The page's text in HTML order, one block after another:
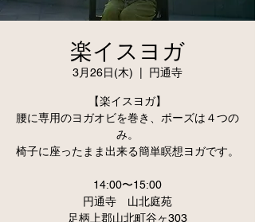
楽イスヨガ
3月26日(木) 円通寺
【楽イスヨガ】
腰に専用のヨガオビを巻き、ポーズは４つの
み。
椅子に座ったまま出来る簡単瞑想ヨガです。
14:00〜15:00
円通寺 山北庭苑
足柄上郡山北町谷ヶ303